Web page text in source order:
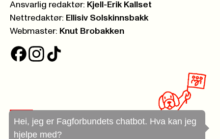
Hei, jeg er Fagforbundets chatbot. Hva kan jeg
hjelpe med?
Ansvarlig redaktør: Kjell-Erik Kallset
Nettredaktør: Ellisiv Solskinnsbakk
Webmaster: Knut Brobakken